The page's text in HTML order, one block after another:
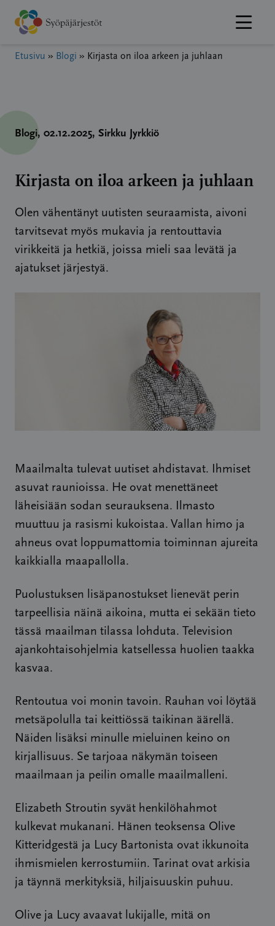
Hyppää
sisältöön
Etusivu » Blogi » Kirjasta on iloa arkeen ja juhlaan
Blogi, 02.12.2025, Sirkku Jyrkkiö
Kirjasta on iloa arkeen ja juhlaan
Olen vähentänyt uutisten seuraamista, aivoni
tarvitsevat myös mukavia ja rentouttavia
virikkeitä ja hetkiä, joissa mieli saa levätä ja
ajatukset järjestyä.
Maailmalta tulevat uutiset ahdistavat. Ihmiset
asuvat raunioissa. He ovat menettäneet
läheisiään sodan seurauksena. Ilmasto
muuttuu ja rasismi kukoistaa. Vallan himo ja
ahneus ovat loppumattomia toiminnan ajureita
kaikkialla maapallolla.
Puolustuksen lisäpanostukset lienevät perin
tarpeellisia näinä aikoina, mutta ei sekään tieto
tässä maailman tilassa lohduta. Television
ajankohtaisohjelmia katsellessa huolien taakka
kasvaa.
Rentoutua voi monin tavoin. Rauhan voi löytää
metsäpolulla tai keittiössä taikinan äärellä.
Näiden lisäksi minulle mieluinen keino on
kirjallisuus. Se tarjoaa näkymän toiseen
maailmaan ja peilin omalle maailmalleni.
Elizabeth Stroutin syvät henkilöhahmot
kulkevat mukanani. Hänen teoksensa Olive
Kitteridgestä ja Lucy Bartonista ovat ikkunoita
ihmismielen kerrostumiin. Tarinat ovat arkisia
ja täynnä merkityksiä, hiljaisuuskin puhuu.
Olive ja Lucy avaavat lukijalle, mitä on